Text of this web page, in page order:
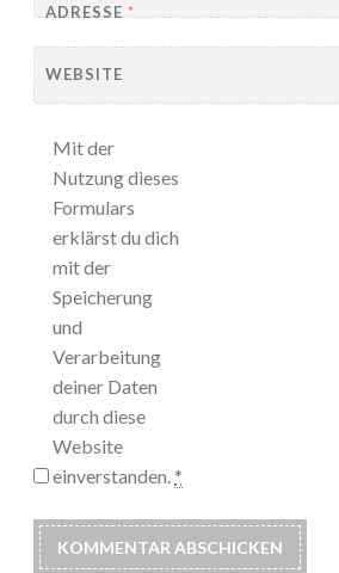
ADRESSE *
WEBSITE
Mit der
Nutzung dieses
Formulars
erklärst du dich
mit der
Speicherung
und
Verarbeitung
deiner Daten
durch diese
Website
einverstanden. *